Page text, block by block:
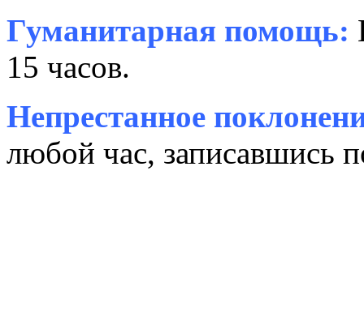
Гуманитарная помощь:
15 часов.
Непрестанное
любой час, записавшись